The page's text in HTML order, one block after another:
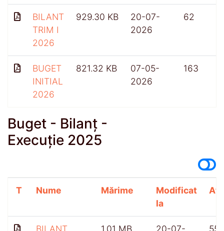
BILANT
TRIM I
2026
929.30 KB
20-07-
2026
62
BUGET
INITIAL
2026
821.32 KB
07-05-
2026
163
Buget - Bilanț -
Execuție 2025
T Nume Mărime
Modificat
la
BILANT
1.01 MB
20-07-
55